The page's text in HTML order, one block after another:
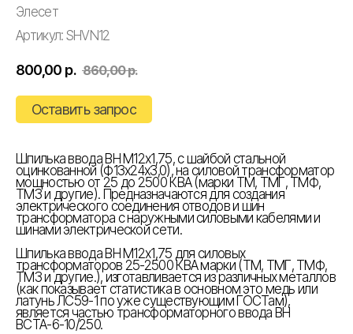
Элесет
Артикул: SHVN12
800,00 р. 860,00р.
Оставить запрос
Шпилька ввода ВН М12х1,75, с шайбой стальной
оцинкованной (Ф13х24х3,0), на силовой трансформатор
мощностью от 25 до 2500 КВА (марки ТМ, ТМГ, ТМФ,
ТМЗ и другие). Предназначаются для создания
электрического соединения отводов и шин
трансформатора с наружными силовыми кабелями и
шинами электрической сети.
Шпилька ввода ВН М12х1,75 для силовых
трансформаторов 25-2500 КВА марки (ТМ, ТМГ, ТМФ,
ТМЗ и другие.), изготавливается из различных металлов
(как показывает статистика в основном это медь или
латунь ЛС59-1 по уже существующим ГОСТам),
является частью трансформаторного ввода ВН
ВСТА-6-10/250.